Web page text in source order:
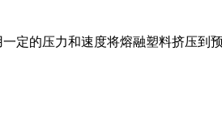
定的压力和速度将熔融塑料挤压到